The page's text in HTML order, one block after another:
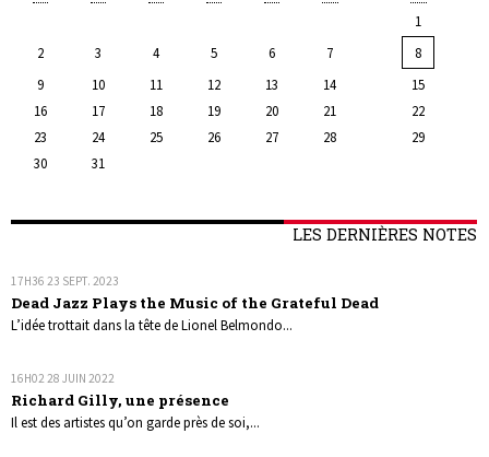
1
2
3 4 5 6 7
8
9
10 11 12 13 14
15
16
17 18 19 20 21
22
23
24 25 26 27 28
29
30
31
LES DERNIÈRES NOTES
17H36 23 SEPT. 2023
Dead Jazz Plays the Music of the Grateful Dead
L’idée trottait dans la tête de Lionel Belmondo...
16H02 28 JUIN 2022
Richard Gilly, une présence
Il est des artistes qu’on garde près de soi,...